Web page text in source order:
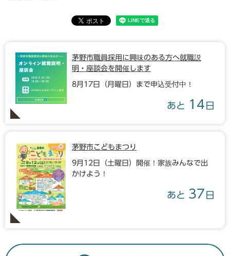
茅野市職員採用に興味のある方へ就職説
明・座談会を開催します
8月17日（月曜日）まで申込受付中！
あと 14 日
茅野市こどもまつり
9月12日（土曜日）開催！家族みんなで出
かけよう！
あと 37 日